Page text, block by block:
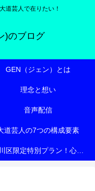
道芸人で在りたい！
)のブログ
GEN（ジェン）とは
理念と想い
音声配信
道芸人の7つの構成要素
荒川区限定特別プラン！心も体も元気にする『有料老人ホーム向け特別エンターテイメント』